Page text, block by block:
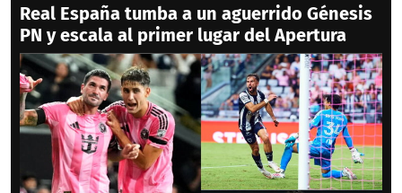
Real España tumba a un aguerrido Génesis
PN y escala al primer lugar del Apertura